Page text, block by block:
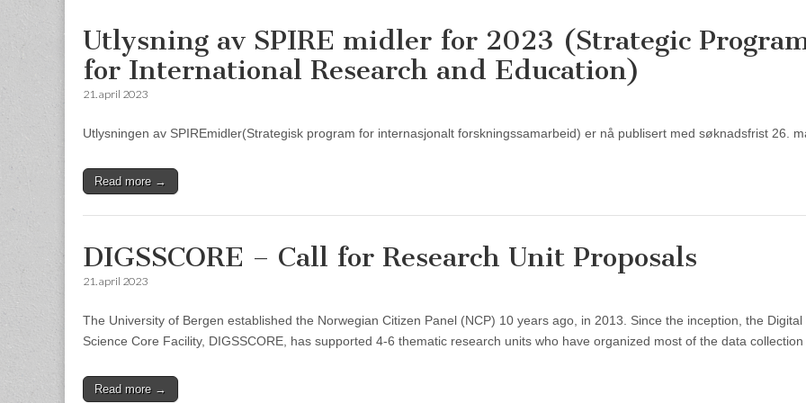
Utlysning av SPIRE midler for 2023 (Strategic
for International Research and Education)
21. april 2023
Utlysningen av SPIREmidler(Strategisk program for internasjonalt forskningssamarbeid) er nå publisert med søknadsfrist 26.
Read more →
DIGSSCORE – Call for Research Unit Proposals
21. april 2023
The University of Bergen established the Norwegian Citizen Panel (NCP) 10 years ago, in 2013. Since the inception, the Digital
Science Core Facility, DIGSSCORE, has supported 4-6 thematic research units who have organized most of the data
Read more →